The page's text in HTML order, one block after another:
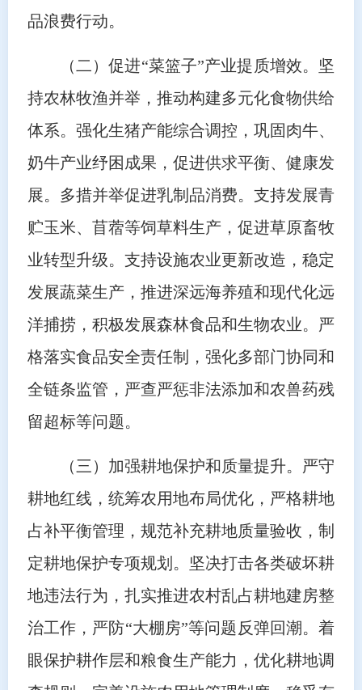
品浪费行动。
（二）促进“菜篮子”产业提质增效。坚
持农林牧渔并举，推动构建多元化食物供给
体系。强化生猪产能综合调控，巩固肉牛、
奶牛产业纾困成果，促进供求平衡、健康发
展。多措并举促进乳制品消费。支持发展青
贮玉米、苜蓿等饲草料生产，促进草原畜牧
业转型升级。支持设施农业更新改造，稳定
发展蔬菜生产，推进深远海养殖和现代化远
洋捕捞，积极发展森林食品和生物农业。严
格落实食品安全责任制，强化多部门协同和
全链条监管，严查严惩非法添加和农兽药残
留超标等问题。
（三）加强耕地保护和质量提升。严守
耕地红线，统筹农用地布局优化，严格耕地
占补平衡管理，规范补充耕地质量验收，制
定耕地保护专项规划。坚决打击各类破坏耕
地违法行为，扎实推进农村乱占耕地建房整
治工作，严防“大棚房”等问题反弹回潮。着
眼保护耕作层和粮食生产能力，优化耕地调